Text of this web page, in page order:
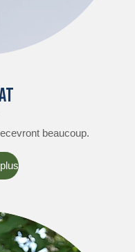
beaucoup.